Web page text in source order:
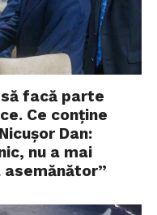
facă parte
Ce conține
Dan:
nu a mai